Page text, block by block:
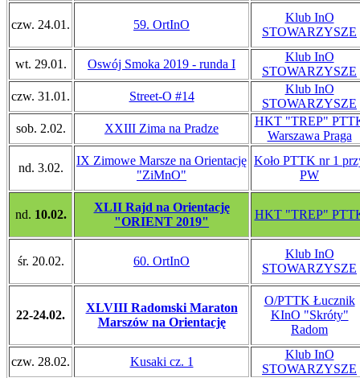
czw. 24.01. 59. OrtInO
Klub InO
STOWARZYSZE
wt. 29.01. Oswój Smoka 2019 - runda I
Klub InO
STOWARZYSZE
czw. 31.01.
Street-O #14
Klub InO
STOWARZYSZE
sob. 2.02.
XXIII Zima na Pradze
HKT "TREP"
Warszawa Praga
nd. 3.02.
IX Zimowe Marsze na Orientację
"ZiMnO"
Koło PTTK nr 1
PW
nd. 10.02.
XLII Rajd na Orientację
"ORIENT 2019"
HKT "TREP"
śr. 20.02. 60. OrtInO
Klub InO
STOWARZYSZE
22-24.02.
XLVIII Radomski Maraton
Marszów na Orientację
O/PTTK Łucznik
KInO "Skróty"
Radom
czw. 28.02. Kusaki cz. 1
Klub InO
STOWARZYSZE